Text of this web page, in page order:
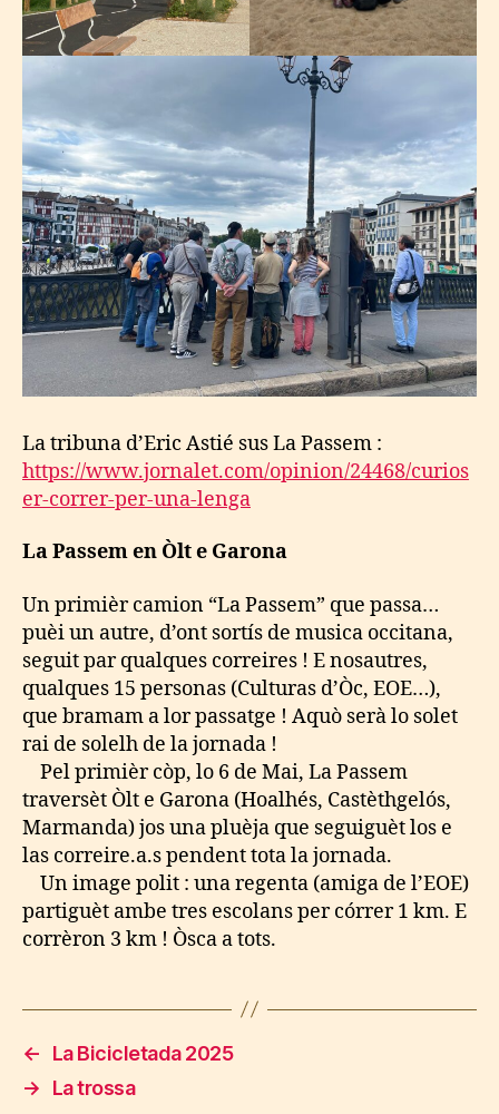
La tribuna d’Eric Astié sus La Passem :
https://www.jornalet.com/opinion/24468/curios
er-correr-per-una-lenga
La Passem en Òlt e Garona
Un primièr camion “La Passem” que passa…
puèi un autre, d’ont sortís de musica occitana,
seguit par qualques correires ! E nosautres,
qualques 15 personas (Culturas d’Òc, EOE…),
que bramam a lor passatge ! Aquò serà lo solet
rai de solelh de la jornada !
Pel primièr còp, lo 6 de Mai, La Passem
traversèt Òlt e Garona (Hoalhés, Castèthgelós,
Marmanda) jos una pluèja que seguiguèt los e
las correire.a.s pendent tota la jornada.
Un image polit : una regenta (amiga de l’EOE)
partiguèt ambe tres escolans per córrer 1 km. E
corrèron 3 km ! Òsca a tots.
←
La Bicicletada 2025
→
La trossa